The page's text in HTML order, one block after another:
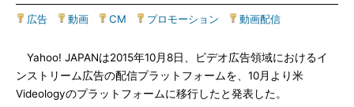
広告 動画 CM プロモーション 動画配信
Yahoo! JAPANは2015年10月8日、ビデオ広告領域におけるイ
ンストリーム広告の配信プラットフォームを、10月より米
Videologyのプラットフォームに移行したと発表した。